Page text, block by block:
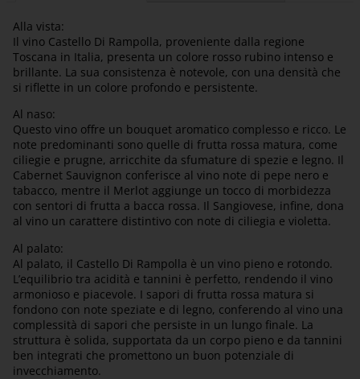
Alla vista:
Il vino Castello Di Rampolla, proveniente dalla regione
Toscana in Italia, presenta un colore rosso rubino intenso e
brillante. La sua consistenza è notevole, con una densità che
si riflette in un colore profondo e persistente.
Al naso:
Questo vino offre un bouquet aromatico complesso e ricco. Le
note predominanti sono quelle di frutta rossa matura, come
ciliegie e prugne, arricchite da sfumature di spezie e legno. Il
Cabernet Sauvignon conferisce al vino note di pepe nero e
tabacco, mentre il Merlot aggiunge un tocco di morbidezza
con sentori di frutta a bacca rossa. Il Sangiovese, infine, dona
al vino un carattere distintivo con note di ciliegia e violetta.
Al palato:
Al palato, il Castello Di Rampolla è un vino pieno e rotondo.
L’equilibrio tra acidità e tannini è perfetto, rendendo il vino
armonioso e piacevole. I sapori di frutta rossa matura si
fondono con note speziate e di legno, conferendo al vino una
complessità di sapori che persiste in un lungo finale. La
struttura è solida, supportata da un corpo pieno e da tannini
ben integrati che promettono un buon potenziale di
invecchiamento.